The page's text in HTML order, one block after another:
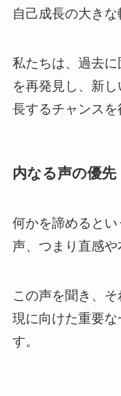
自己成長の大きな
私たちは、過去
を再発見し、新
長するチャンスを
内なる声の優先
何かを諦めると
声、つまり直感や
この声を聞き、
現に向けた重要
す。